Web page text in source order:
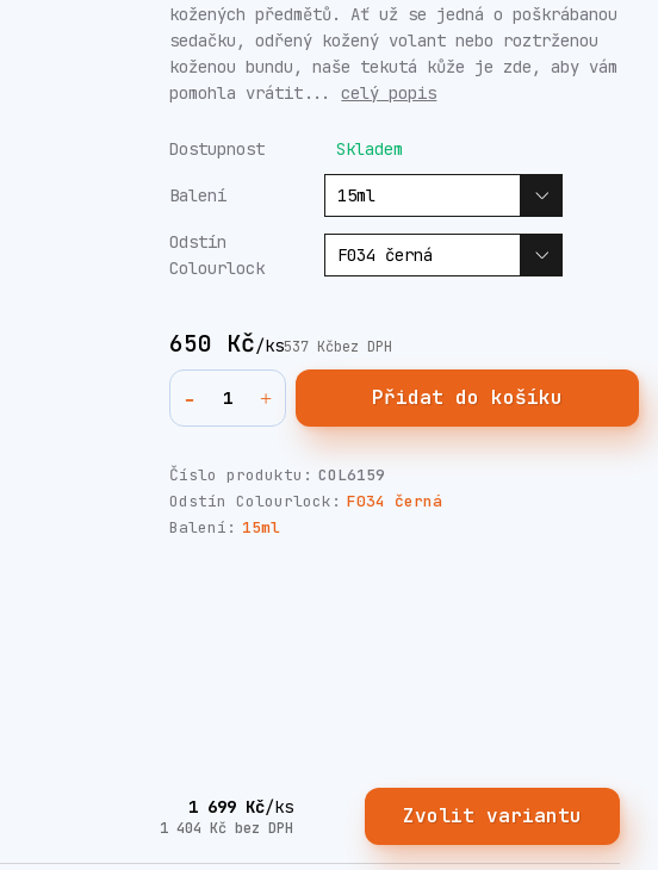
kožených předmětů. Ať už se jedná o poškrábanou
sedačku, odřený kožený volant nebo roztrženou
koženou bundu, naše tekutá kůže je zde, aby vám
pomohla vrátit...celý popis
Dostupnost Skladem
Balení
Odstín
Colourlock
650 Kč/ks537 Kčbez DPH
Přidat do košíku
Číslo produktu: COL6159
Odstín Colourlock: F034 černá
Balení: 15ml
1 699 Kč/ks
1 404 Kč bez DPH Zvolit variantu